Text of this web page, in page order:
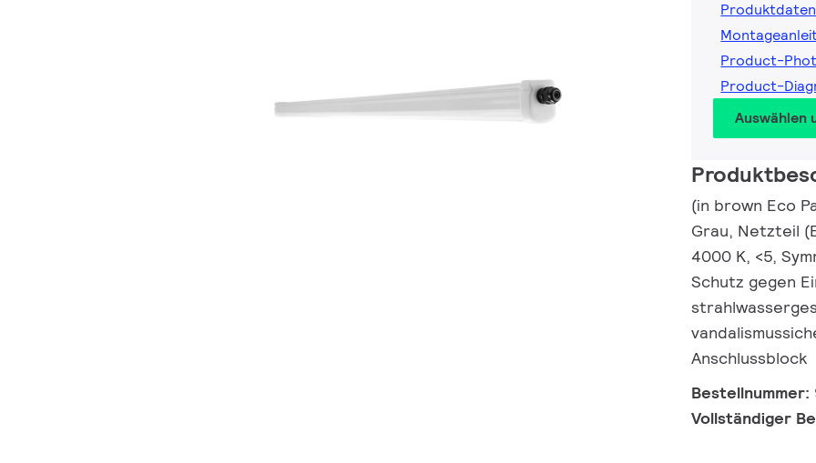
Product-
Product-
Auswählen
(in brown Eco
Grau, Netzteil
4000 K, <5,
Schutz gegen
Anschlussblock
Bestellnummer:
Vollständiger